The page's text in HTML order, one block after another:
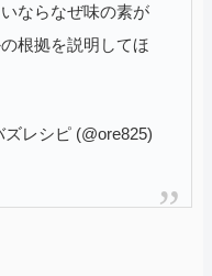
ならなぜ味の素が
根拠を説明してほ
レシピ (@ore825)